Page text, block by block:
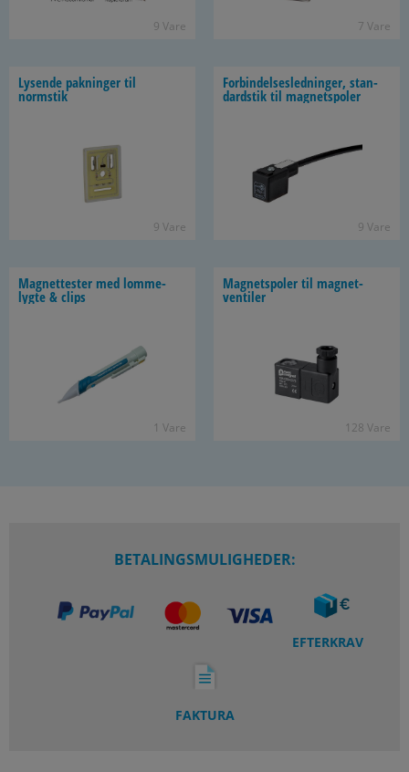
9 Vare 7 Vare
Ly­sen­de pak­nin­ger til
normstik
9 Vare
For­bin­del­ses­led­nin­ger, stan­
dards­tik til mag­netspo­ler
9 Vare
Mag­net­te­ster med lom­me­
lyg­te & clips
1 Vare
Mag­netspo­ler til mag­net­
ven­ti­ler
128 Vare
BETALINGSMULIGHEDER:
EFTERKRAV
FAKTURA